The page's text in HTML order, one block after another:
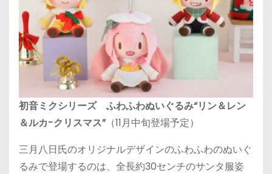
初音ミクシリーズ ふわふわぬいぐるみ“リン＆レン
＆ルカ-クリスマス”（11月中旬登場予定）
三月八日氏のオリジナルデザインのふわふわのぬいぐ
るみで登場するのは、全長約30センチのサンタ服姿